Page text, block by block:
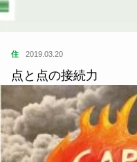
住 2019.03.20
点と点の接続力